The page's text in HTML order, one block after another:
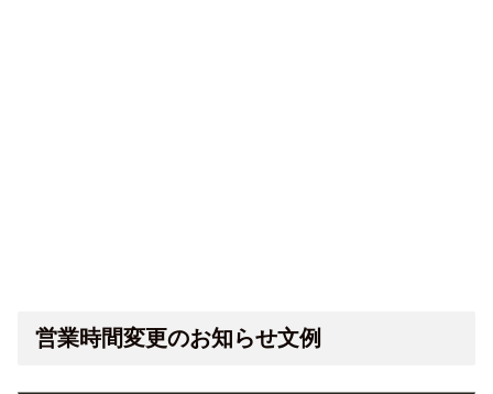
営業時間変更のお知らせ文例